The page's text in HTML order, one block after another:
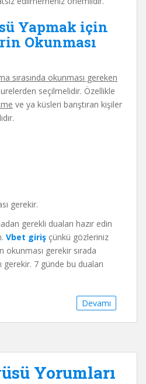
Yapmak için
Okunması
sırasında okunması gereken
seçilmelidir. Özellikle
ve ya küsleri barıştıran kişiler
gerekir.
gerekli duaları hazır edin
Vbet giriş çünkü gözleriniz
okunması gerekir sırada
gerekir. 7 günde bu duaları
Devamı
Yorumları